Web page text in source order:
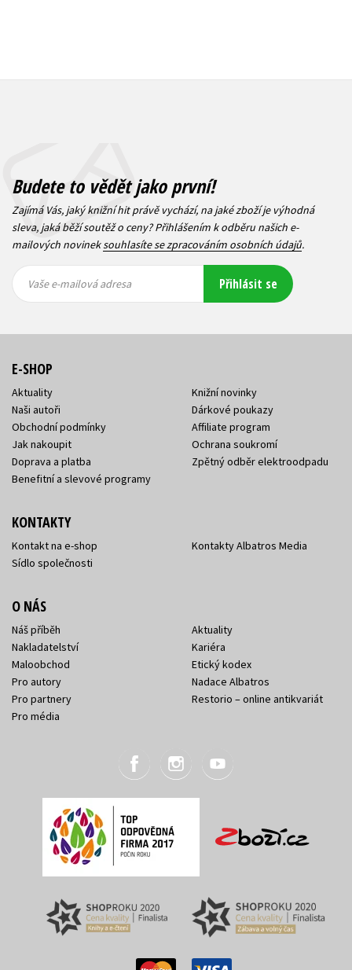
Budete to vědět jako první!
Zajímá Vás, jaký knižní hit právě vychází, na jaké zboží je výhodná
sleva, jaká běží soutěž o ceny? Přihlášením k odběru našich e-
mailových novineksouhlasíte se zpracováním osobních údajů.
mailová
mailová
Vaše e-mailová adresa Přihlásit se
E-SHOP
Aktuality
Naši autoři
Obchodní podmínky
Jak nakoupit
Doprava a platba
Benefitní a slevové programy
Knižní novinky
Dárkové poukazy
Affiliate program
Ochrana soukromí
Zpětný odběr elektroodpadu
KONTAKTY
Kontakt na e-shop
Sídlo společnosti
Kontakty Albatros Media
O NÁS
Náš příběh
Nakladatelství
Maloobchod
Pro autory
Pro partnery
Pro média
Aktuality
Kariéra
Etický kodex
Nadace Albatros
Restorio – online antikvariát